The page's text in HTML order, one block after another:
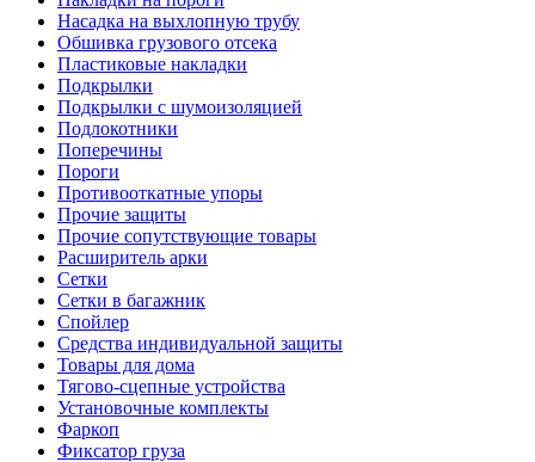
Насадка на выхлопную трубу
Обшивка грузового отсека
Пластиковые накладки
Подкрылки
Подкрылки с шумоизоляцией
Подлокотники
Поперечины
Пороги
Противооткатные упоры
Прочие защиты
Прочие сопутствующие товары
Расширитель арки
Сетки
Сетки в багажник
Спойлер
Средства индивидуальной защиты
Товары для дома
Тягово-сцепные устройства
Установочные комплекты
Фаркоп
Фиксатор груза